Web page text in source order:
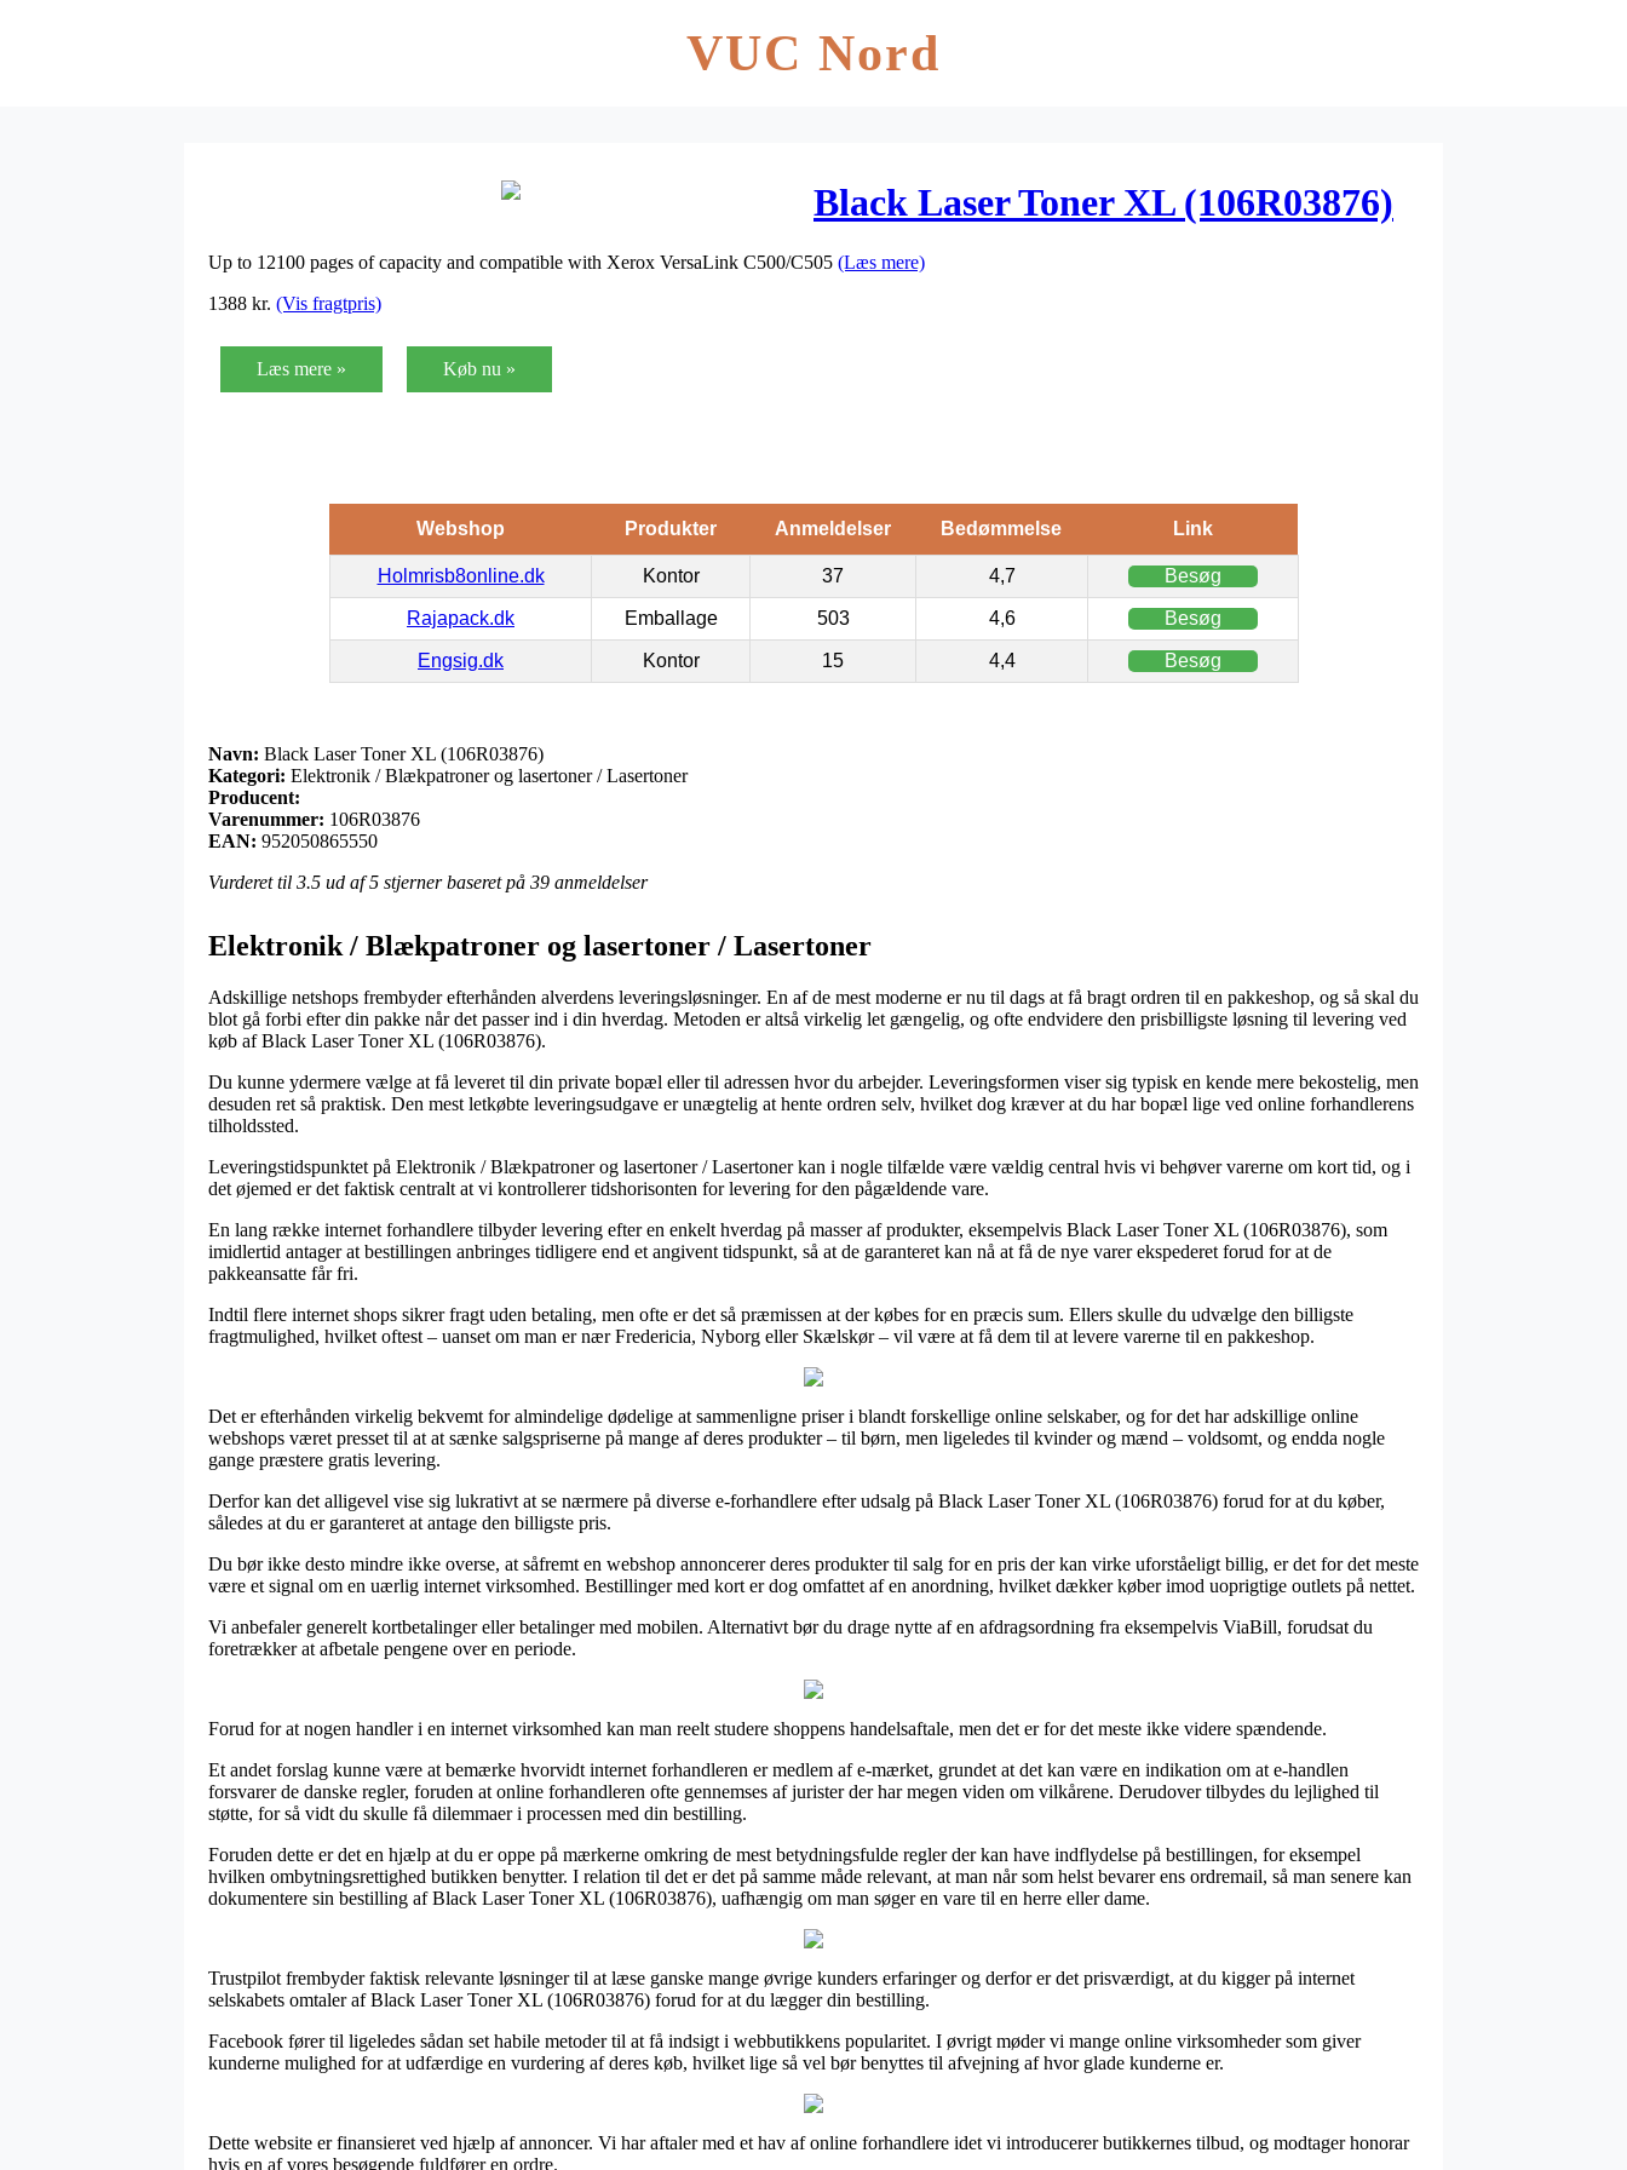
VUC Nord
Black Laser Toner XL (106R03876)
Up to 12100 pages of capacity and compatible with Xerox VersaLink C500/C505 (Læs mere)
1388 kr. (Vis fragtpris)
Læs mere » Køb nu »
Webshop Produkter Anmeldelser Bedømmelse Link
Holmrisb8online.dk Kontor 37 4,7 Besøg
Rajapack.dk Emballage 503 4,6 Besøg
Engsig.dk Kontor 15 4,4 Besøg
Navn: Black Laser Toner XL (106R03876)
Kategori: Elektronik / Blækpatroner og lasertoner / Lasertoner
Producent:
Varenummer: 106R03876
EAN: 952050865550
Vurderet til 3.5 ud af 5 stjerner baseret på 39 anmeldelser
Elektronik / Blækpatroner og lasertoner / Lasertoner
Adskillige netshops frembyder efterhånden alverdens leveringsløsninger. En af de mest moderne er nu til dags at få bragt ordren til en pakkeshop, og så skal du
blot gå forbi efter din pakke når det passer ind i din hverdag. Metoden er altså virkelig let gængelig, og ofte endvidere den prisbilligste løsning til levering ved
køb af Black Laser Toner XL (106R03876).
Du kunne ydermere vælge at få leveret til din private bopæl eller til adressen hvor du arbejder. Leveringsformen viser sig typisk en kende mere bekostelig, men
desuden ret så praktisk. Den mest letkøbte leveringsudgave er unægtelig at hente ordren selv, hvilket dog kræver at du har bopæl lige ved online forhandlerens
tilholdssted.
Leveringstidspunktet på Elektronik / Blækpatroner og lasertoner / Lasertoner kan i nogle tilfælde være vældig central hvis vi behøver varerne om kort tid, og i
det øjemed er det faktisk centralt at vi kontrollerer tidshorisonten for levering for den pågældende vare.
En lang række internet forhandlere tilbyder levering efter en enkelt hverdag på masser af produkter, eksempelvis Black Laser Toner XL (106R03876), som
imidlertid antager at bestillingen anbringes tidligere end et angivent tidspunkt, så at de garanteret kan nå at få de nye varer ekspederet forud for at de
pakkeansatte får fri.
Indtil flere internet shops sikrer fragt uden betaling, men ofte er det så præmissen at der købes for en præcis sum. Ellers skulle du udvælge den billigste
fragtmulighed, hvilket oftest – uanset om man er nær Fredericia, Nyborg eller Skælskør – vil være at få dem til at levere varerne til en pakkeshop.
Det er efterhånden virkelig bekvemt for almindelige dødelige at sammenligne priser i blandt forskellige online selskaber, og for det har adskillige online
webshops været presset til at at sænke salgspriserne på mange af deres produkter – til børn, men ligeledes til kvinder og mænd – voldsomt, og endda nogle
gange præstere gratis levering.
Derfor kan det alligevel vise sig lukrativt at se nærmere på diverse e-forhandlere efter udsalg på Black Laser Toner XL (106R03876) forud for at du køber,
således at du er garanteret at antage den billigste pris.
Du bør ikke desto mindre ikke overse, at såfremt en webshop annoncerer deres produkter til salg for en pris der kan virke uforståeligt billig, er det for det meste
være et signal om en uærlig internet virksomhed. Bestillinger med kort er dog omfattet af en anordning, hvilket dækker køber imod uoprigtige outlets på nettet.
Vi anbefaler generelt kortbetalinger eller betalinger med mobilen. Alternativt bør du drage nytte af en afdragsordning fra eksempelvis ViaBill, forudsat du
foretrækker at afbetale pengene over en periode.
Forud for at nogen handler i en internet virksomhed kan man reelt studere shoppens handelsaftale, men det er for det meste ikke videre spændende.
Et andet forslag kunne være at bemærke hvorvidt internet forhandleren er medlem af e-mærket, grundet at det kan være en indikation om at e-handlen
forsvarer de danske regler, foruden at online forhandleren ofte gennemses af jurister der har megen viden om vilkårene. Derudover tilbydes du lejlighed til
støtte, for så vidt du skulle få dilemmaer i processen med din bestilling.
Foruden dette er det en hjælp at du er oppe på mærkerne omkring de mest betydningsfulde regler der kan have indflydelse på bestillingen, for eksempel
hvilken ombytningsrettighed butikken benytter. I relation til det er det på samme måde relevant, at man når som helst bevarer ens ordremail, så man senere kan
dokumentere sin bestilling af Black Laser Toner XL (106R03876), uafhængig om man søger en vare til en herre eller dame.
Trustpilot frembyder faktisk relevante løsninger til at læse ganske mange øvrige kunders erfaringer og derfor er det prisværdigt, at du kigger på internet
selskabets omtaler af Black Laser Toner XL (106R03876) forud for at du lægger din bestilling.
Facebook fører til ligeledes sådan set habile metoder til at få indsigt i webbutikkens popularitet. I øvrigt møder vi mange online virksomheder som giver
kunderne mulighed for at udfærdige en vurdering af deres køb, hvilket lige så vel bør benyttes til afvejning af hvor glade kunderne er.
Dette website er finansieret ved hjælp af annoncer. Vi har aftaler med et hav af online forhandlere idet vi introducerer butikkernes tilbud, og modtager honorar
hvis en af vores besøgende fuldfører en ordre.